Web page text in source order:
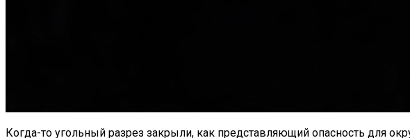
Когда-то угольный разрез закрыли, как представляющий опасность для